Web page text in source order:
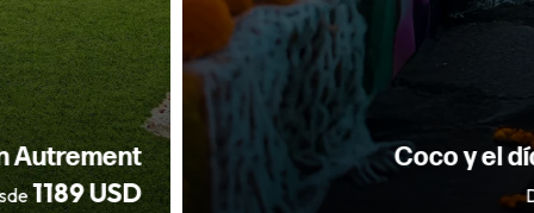
Coco y el día de Muertos
999 USD